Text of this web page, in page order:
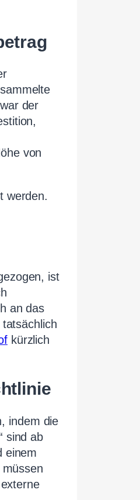
der
von
werden.
ist
an das
kürzlich
indem die
sind ab
einem